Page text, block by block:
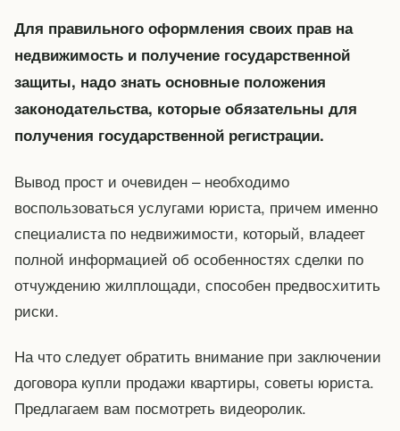
Для правильного оформления своих прав на
недвижимость и получение государственной
защиты, надо знать основные положения
законодательства, которые обязательны для
получения государственной регистрации.
Вывод прост и очевиден – необходимо
воспользоваться услугами юриста, причем именно
специалиста по недвижимости, который, владеет
полной информацией об особенностях сделки по
отчуждению жилплощади, способен предвосхитить
риски.
На что следует обратить внимание при заключении
договора купли продажи квартиры, советы юриста.
Предлагаем вам посмотреть видеоролик.